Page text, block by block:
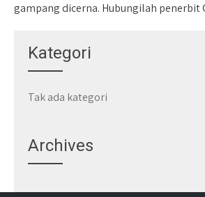
gampang dicerna. Hubungilah penerbit
Kategori
Tak ada kategori
Archives